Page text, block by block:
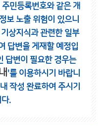
민등록번호와 같은 개
보 노출 위험이 있으니
기상지식과 관련한 일부
답변을 게재할 예정입
답변이 필요한 경우는
'를 이용하시기 바랍니
작성 완료하여 주시기
다.